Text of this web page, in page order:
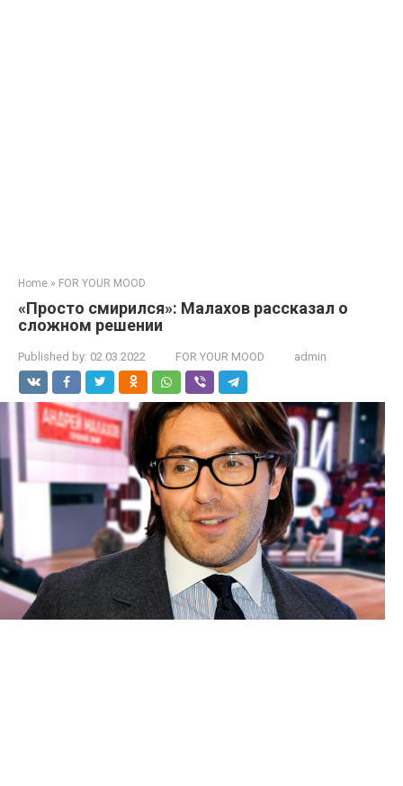
Home » FOR YOUR MOOD
«Просто смирился»: Малахов рассказал о
сложном решении
Published by: 02.03.2022 FOR YOUR MOOD admin